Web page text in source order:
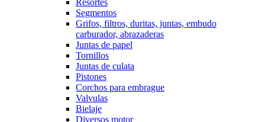
Segmentos
Grifos, filtros, duritas, juntas, embudo
carburador, abrazaderas
Juntas de papel
Tornillos
Juntas de culata
Pistones
Corchos para embrague
Valvulas
Bielaje
Diversos motor